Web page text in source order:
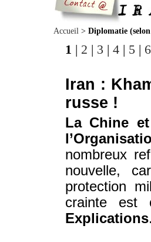
Accueil > Diplomatie
1 | 2 | 3 | 4 | 5 | 6
Iran :
russe !
La Chine
nombreux
nouvelle,
protection
crainte est
Explications.